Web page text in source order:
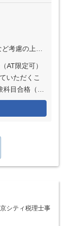
※残業代は全額支給
AT限定可）
いただくこ
科目合格（科
シティ税理士事